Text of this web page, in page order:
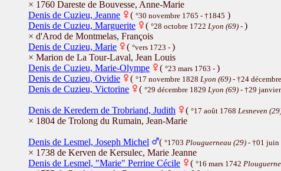
× 1760 Dareste de Bouvesse, Anne-Marie
Denis de Cuzieu, Jeanne
( °30 novembre 1765 - †1845 )
Denis de Cuzieu, Marguerite
( °28 octobre 1722 Lyon (69) - )
× d'Arod de Montmelas, François
Denis de Cuzieu, Marie
( °vers 1723 - )
× Marion de La Tour-Laval, Jean Louis
Denis de Cuzieu, Marie-Olympe
( °23 mars 1763 - )
Denis de Cuzieu, Ovidie
( °17 novembre 1828 Lyon (69) - †24
Denis de Cuzieu, Victorine
( °29 décembre 1829 Lyon (69) - †29
Denis de Keredern de Trobriand, Judith ( °17 août 1768 Lesneven
× 1804 de Trolong du Rumain, Jean-Marie
Denis de Lesmel, Joseph Michel ( °1703 Plouguerneau (29) - †01 juin
× 1738 de Kerven de Kersulec, Marie Jeanne
Denis de Lesmel, "Marie" Perrine Cécile
( °16 mars 1742